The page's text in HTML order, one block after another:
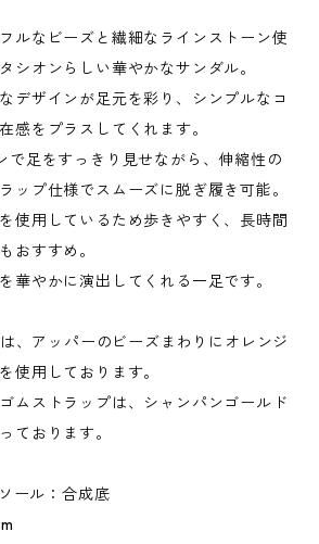
ルなビーズと繊細なラインストーン使
シオンらしい華やかなサンダル。
デザインが足元を彩り、シンプルなコ
感をプラスしてくれます。
で足をすっきり見せながら、伸縮性の
ップ仕様でスムーズに脱ぎ履き可能。
使用しているため歩きやすく、長時間
おすすめ。
華やかに演出してくれる一足です。
、アッパーのビーズまわりにオレンジ
使用しております。
ムストラップは、シャンパンゴールド
ております。
ール：合成底